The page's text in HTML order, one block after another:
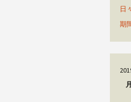
日
期
月